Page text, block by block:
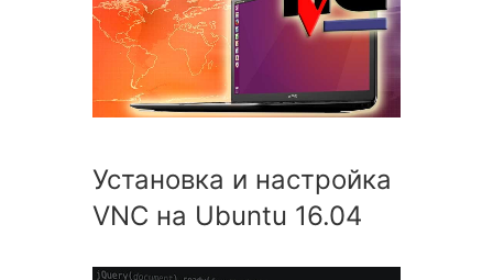
Установка и настройка
VNC на Ubuntu 16.04